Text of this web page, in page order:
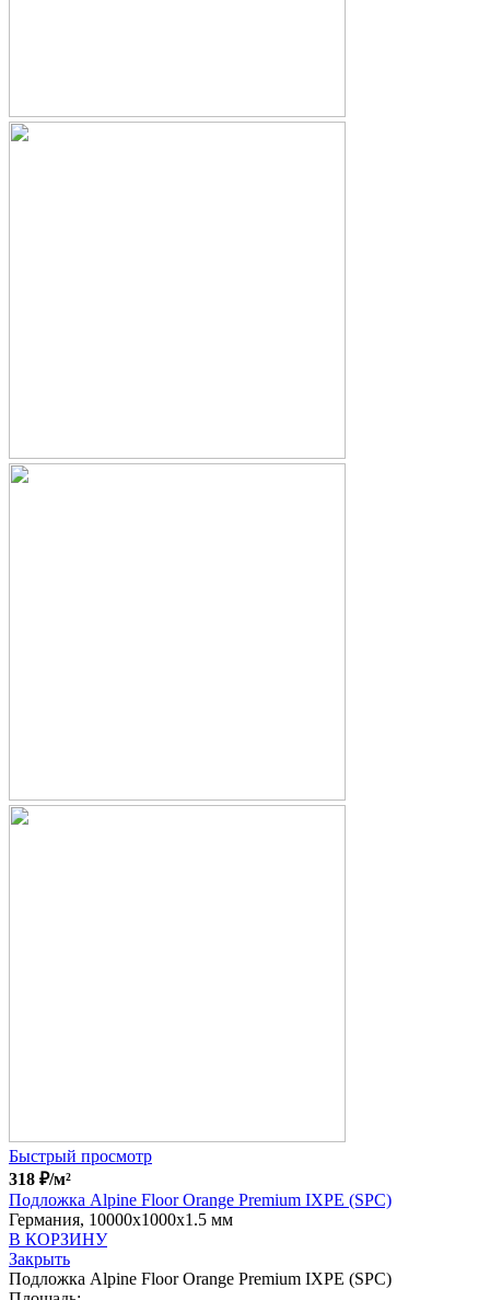
Быстрый просмотр
318 ₽/м²
Подложка Alpine Floor Orange Premium IXPE (SPC)
Германия, 10000x1000x1.5 мм
В КОРЗИНУ
Закрыть
Подложка Alpine Floor Orange Premium IXPE (SPC)